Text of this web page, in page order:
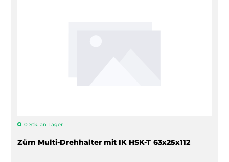
0 Stk. an Lager
Zürn Multi-Drehhalter mit IK HSK-T 63x25x112